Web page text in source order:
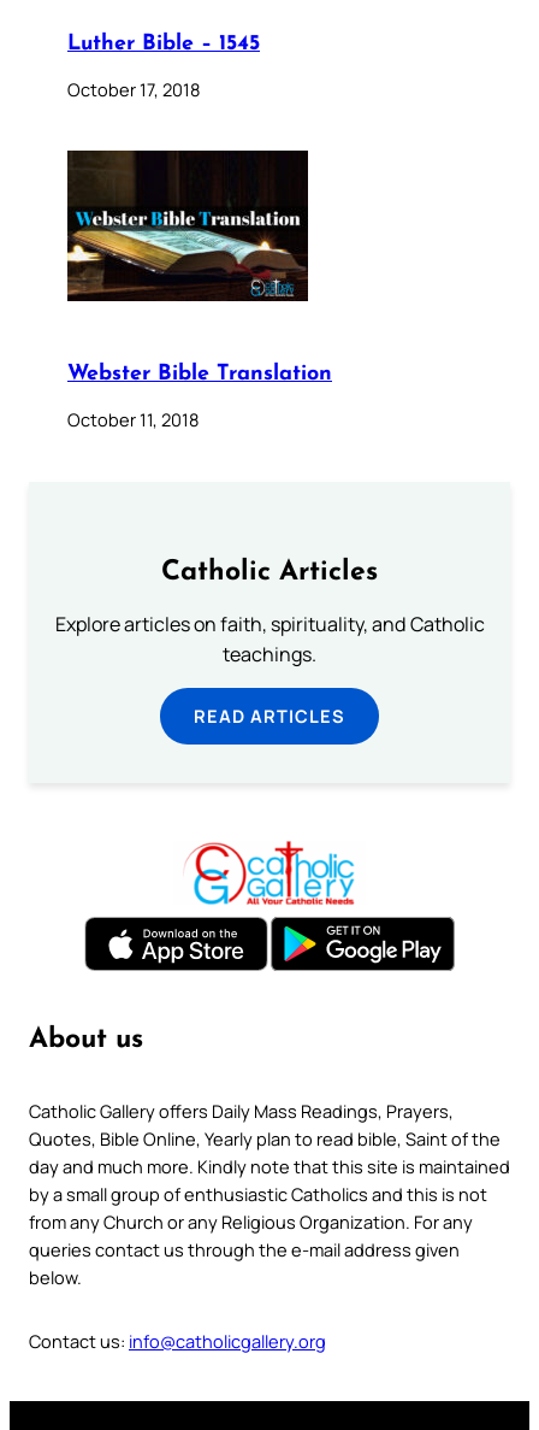
Luther Bible – 1545
October 17, 2018
Webster Bible Translation
October 11, 2018
Catholic Articles
Explore articles on faith, spirituality, and Catholic
teachings.
READ ARTICLES
About us
Catholic Gallery offers Daily Mass Readings, Prayers,
Quotes, Bible Online, Yearly plan to read bible, Saint of the
day and much more. Kindly note that this site is maintained
by a small group of enthusiastic Catholics and this is not
from any Church or any Religious Organization. For any
queries contact us through the e-mail address given
below.
Contact us: info@catholicgallery.org